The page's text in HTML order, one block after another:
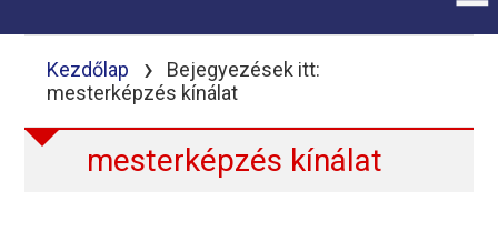
Kezdőlap ›
Bejegyezések itt:
mesterképzés kínálat
mesterképzés kínálat